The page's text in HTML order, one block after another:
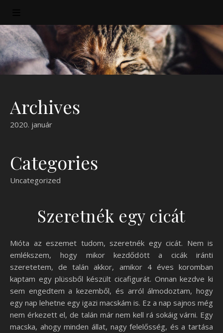
Archives
2020. január
Categories
Uncategorized
Szeretnék egy cicát
Mióta az eszemet tudom, szeretnék egy cicát. Nem is
emlékszem, hogy mikor kezdődött a cicák iránti
szeretetem, de talán akkor, amikor 4 éves koromban
kaptam egy plüssből készült cicafigurát. Onnan kezdve ki
sem engedtem a kezemből, és arról álmodoztam, hogy
egy nap lehetne egy igazi macskám is. Ez a nap sajnos még
nem érkezett el, de talán már nem kell rá sokáig várni. Egy
macska, ahogy minden állat, nagy felelősség, és a tartása